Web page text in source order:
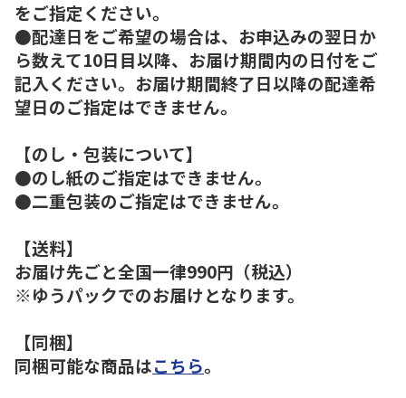
をご指定ください。
●配達日をご希望の場合は、お申込みの翌日か
ら数えて10日目以降、お届け期間内の日付をご
記入ください。お届け期間終了日以降の配達希
望日のご指定はできません。
【のし・包装について】
●のし紙のご指定はできません。
●二重包装のご指定はできません。
【送料】
お届け先ごと全国一律990円（税込）
※ゆうパックでのお届けとなります。
【同梱】
同梱可能な商品はこちら。